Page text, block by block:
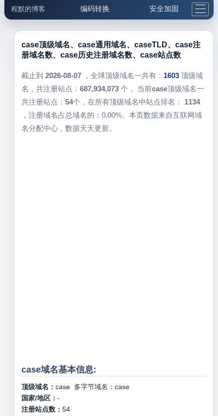
程默的博客 编码转换 安全加固
邮件工具 生活便民 更多工具
5.1支付宝大红包
case顶级域名、case通用域名、caseTLD、case注
册域名数、case历史注册域名数、case站点数
截止到 2026-08-07，全球顶级域名一共有： 1603 顶级域
名，共注册站点： 687,934,073 个， 当前case顶级域名一
共注册站点： 54个，在所有顶级域名中站点排名： 1134
，注册域名占总域名的：0.00%。本页数据来自互联网域
名分配中心，数据天天更新。
case域名基本信息:
顶级域名： case多字节域名： case
国家/地区： -
注册站点数： 54